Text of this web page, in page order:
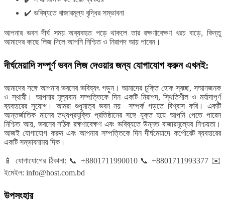
✔️ ভবিষ্যতে বাজারমূল্য বৃদ্ধির সম্ভাবনা
আপনার ভবন দীর্ঘ সময় অব্যবহৃত পড়ে থাকলে তার রক্ষণাবেক্ষণ খরচ বাড়ে, কিন্তু
আমাদের কাছে লিজ দিলে আপনি নিশ্চিত ও নিরাপদ আয় পাবেন।
দীর্ঘমেয়াদি সম্পূর্ণ ভবন লিজ দেওয়ার জন্য যোগাযোগ করুন এখনই:
আমাদের সঙ্গে আপনার ভবনের ভবিষ্যৎ গড়ুন। আমাদের চুক্তি হোক স্বচ্ছ, সম্মানজনক
ও স্থায়ী। আপনার মূল্যবান সম্পত্তিকে দিন একটি নিরাপদ, স্থিতিশীল ও মর্যাদাপূর্ণ
ব্যবহারের সুযোগ। আমরা শুধুমাত্র ভবন নয়—সম্পর্ক গড়তে বিশ্বাস করি। একটি
আন্তর্জাতিক মানের তথ্যপ্রযুক্তি প্রতিষ্ঠানের সঙ্গে যুক্ত হয়ে আপনি পেতে পারেন
নিশ্চিত আয়, ভবনের সঠিক রক্ষণাবেক্ষণ এবং ভবিষ্যতে উন্নত বাজারমূল্যের নিশ্চয়তা।
আজই যোগাযোগ করুন এবং আপনার সম্পত্তিকে দিন দীর্ঘমেয়াদে কর্পোরেট ব্যবহারের
একটি সম্ভাবনাময় দিক।
📱 যোগাযোগের ঠিকানা: 📞 +8801711990010 📞 +8801711993377 ✉️
ইমেইল: info@host.com.bd
উপসংহার